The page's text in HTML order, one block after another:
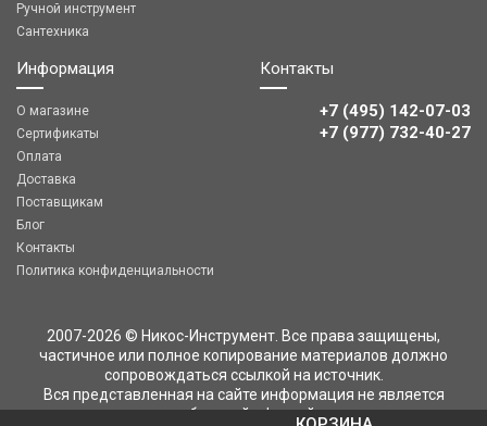
Ручной инструмент
Сантехника
Информация
О магазине
Сертификаты
Оплата
Доставка
Поставщикам
Блог
Контакты
Политика конфиденциальности
Контакты
+7 (495) 142-07-03
‎‎+7 (977) 732-40-27
2007-2026 © Никос-Инструмент. Все права защищены,
частичное или полное копирование материалов должно
сопровождаться ссылкой на источник.
Вся представленная на сайте информация не является
публичной офертой